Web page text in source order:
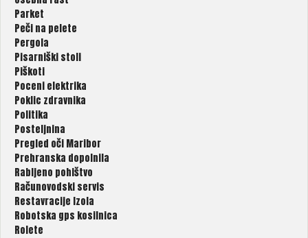
Parket
Peči na pelete
Pergola
Pisarniški stoli
Piškoti
Poceni elektrika
Poklic zdravnika
Politika
Posteljnina
Pregled oči Maribor
Prehranska dopolnila
Rabljeno pohištvo
Računovodski servis
Restavracije Izola
Robotska gps kosilnica
Rolete